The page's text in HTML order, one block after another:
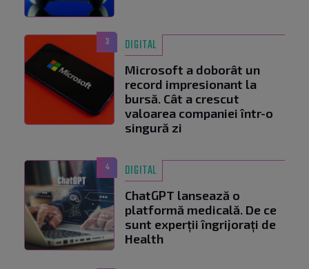
3 DIGITAL
Microsoft a doborât un
record impresionant la
bursă. Cât a crescut
valoarea companiei într-o
singură zi
4 DIGITAL
ChatGPT lansează o
platformă medicală. De ce
sunt experții îngrijorați de
Health